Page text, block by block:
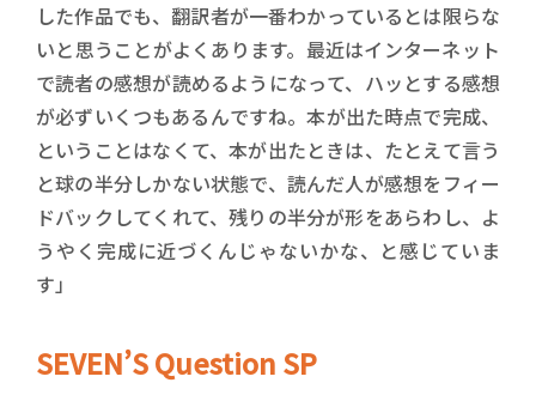
した作品でも、翻訳者が一番わかっているとは限らな
いと思うことがよくあります。最近はインターネット
で読者の感想が読めるようになって、ハッとする感想
が必ずいくつもあるんですね。本が出た時点で完成、
ということはなくて、本が出たときは、たとえて言う
と球の半分しかない状態で、読んだ人が感想をフィー
ドバックしてくれて、残りの半分が形をあらわし、よ
うやく完成に近づくんじゃないかな、と感じていま
す」
SEVEN’S Question SP